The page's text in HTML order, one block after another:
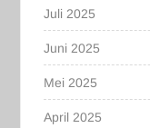
Juli 2025
Juni 2025
Mei 2025
April 2025